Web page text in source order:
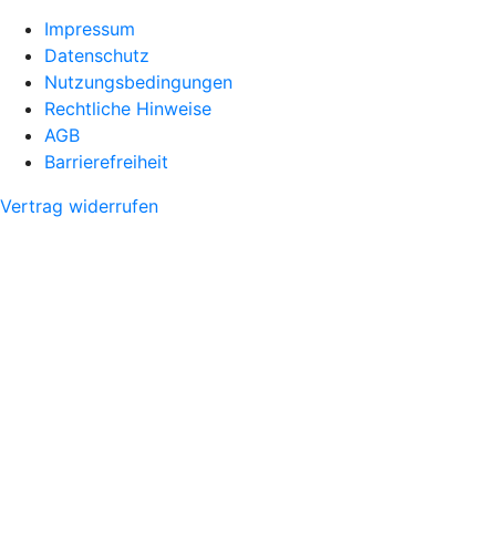
Impressum
Datenschutz
Nutzungsbedingungen
Rechtliche Hinweise
AGB
Barrierefreiheit
Vertrag widerrufen